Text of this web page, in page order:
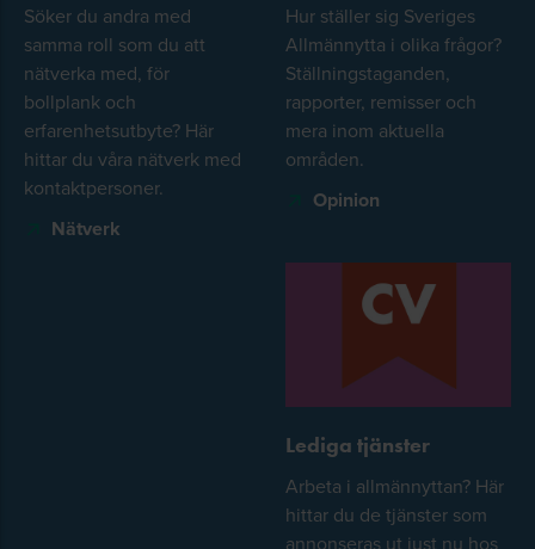
Söker du andra med
samma roll som du att
nätverka med, för
bollplank och
erfarenhetsutbyte? Här
hittar du våra nätverk med
kontaktpersoner.
Nätverk
Hur ställer sig Sveriges
Allmännytta i olika frågor?
Ställningstaganden,
rapporter, remisser och
mera inom aktuella
områden.
Opinion
Lediga tjänster
Arbeta i allmännyttan? Här
hittar du de tjänster som
annonseras ut just nu hos